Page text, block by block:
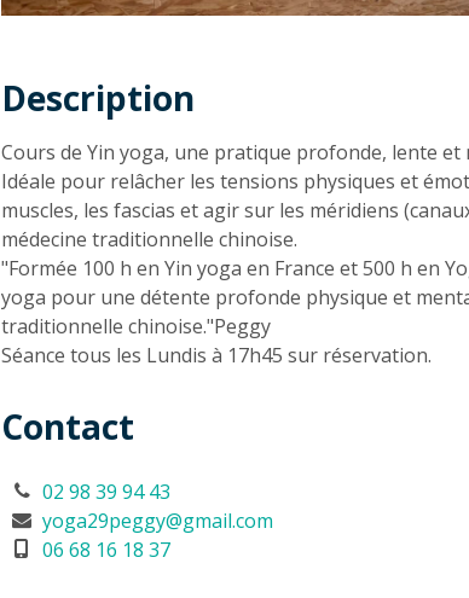
Description
Description
Cours de Yin yoga, une pratique profonde, lente et
Idéale pour relâcher les tensions physiques et
muscles, les fascias et agir sur les méridiens
médecine traditionnelle chinoise.
"Formée 100 h en Yin yoga en France et 500 h en
yoga pour une détente profonde physique et
traditionnelle chinoise."Peggy
Séance tous les Lundis à 17h45 sur réservation.
Contact
02 98 39 94 43
yoga29peggy@gmail.com
06 68 16 18 37